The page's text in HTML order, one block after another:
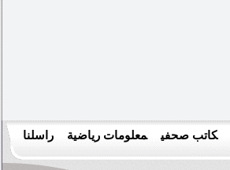
كاتب صحفي معلومات رياضية راسلنا